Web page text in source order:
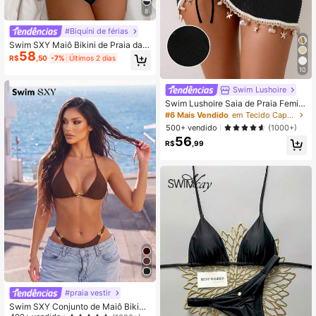
8
#Biquíni de férias
Swim SXY Maiô Bikini de Praia da
Moda com Alças Finas e Acabamen
to em Cores Contrastantes
R$58 ,50 -7% Últimos 2 dias
#praia vestir
Swim SXY Conjunto de Maiô Bikini
10
Swim Lushoire
Swim Lushoire Saia de Praia Femini
na de Férias de Verão com Cordão,
Franzido, Estrela-do-mar, Concha,
Borla, Cor Sólida, Tecido de Textura
Especial, Bainha Dividida
#6 Mais Vendido
em Tecido Capas Femininas
500+ vendido
(1000+)
R$56 ,99